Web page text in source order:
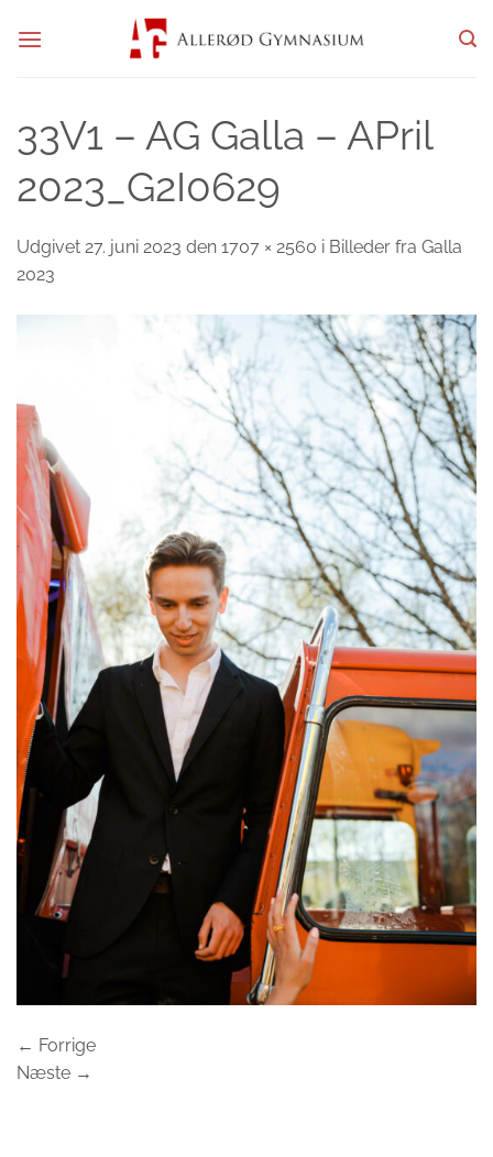
33V1 – AG Galla – APril
2023_G2I0629
Udgivet 27. juni 2023 den 1707 × 2560 i Billeder fra Galla
2023
← Forrige
Næste →